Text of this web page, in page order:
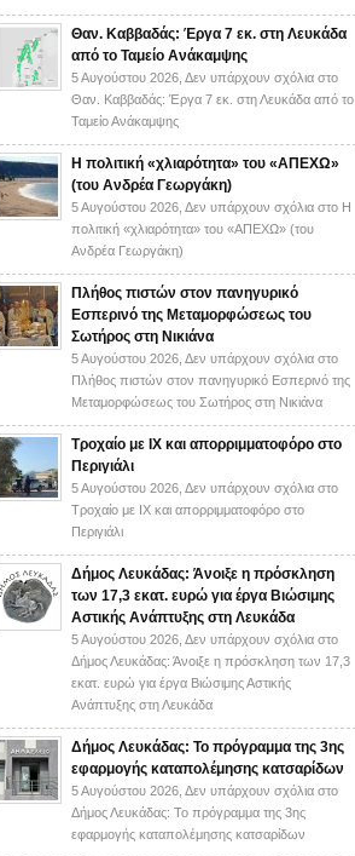
Θαν. Καββαδάς: Έργα 7 εκ. στη Λευκάδα
από το Ταμείο Ανάκαμψης
5 Αυγούστου 2026, Δεν υπάρχουν σχόλια στο
Θαν. Καββαδάς: Έργα 7 εκ. στη Λευκάδα από το
Ταμείο Ανάκαμψης
H πολιτική «χλιαρότητα» του «AΠΕΧΩ»
(του Ανδρέα Γεωργάκη)
5 Αυγούστου 2026, Δεν υπάρχουν σχόλια στο H
πολιτική «χλιαρότητα» του «AΠΕΧΩ» (του
Ανδρέα Γεωργάκη)
Πλήθος πιστών στον πανηγυρικό
Εσπερινό της Μεταμορφώσεως του
Σωτήρος στη Νικιάνα
5 Αυγούστου 2026, Δεν υπάρχουν σχόλια στο
Πλήθος πιστών στον πανηγυρικό Εσπερινό της
Μεταμορφώσεως του Σωτήρος στη Νικιάνα
Τροχαίο με ΙΧ και απορριμματοφόρο στο
Περιγιάλι
5 Αυγούστου 2026, Δεν υπάρχουν σχόλια στο
Τροχαίο με ΙΧ και απορριμματοφόρο στο
Περιγιάλι
Δήμος Λευκάδας: Άνοιξε η πρόσκληση
των 17,3 εκατ. ευρώ για έργα Βιώσιμης
Αστικής Ανάπτυξης στη Λευκάδα
5 Αυγούστου 2026, Δεν υπάρχουν σχόλια στο
Δήμος Λευκάδας: Άνοιξε η πρόσκληση των 17,3
εκατ. ευρώ για έργα Βιώσιμης Αστικής
Ανάπτυξης στη Λευκάδα
Δήμος Λευκάδας: Το πρόγραμμα της 3ης
εφαρμογής καταπολέμησης κατσαρίδων
5 Αυγούστου 2026, Δεν υπάρχουν σχόλια στο
Δήμος Λευκάδας: Το πρόγραμμα της 3ης
εφαρμογής καταπολέμησης κατσαρίδων